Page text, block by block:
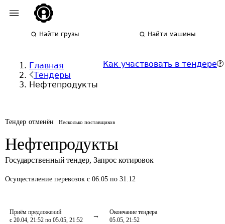
Найти грузы Найти машины
Главная
Тендеры
Нефтепродукты
Как участвовать в тендере
Тендер отменён Несколько поставщиков
Нефтепродукты
Государственный тендер, Запрос котировок
Осуществление перевозок с 06.05 по 31.12
Приём предложений
с 20.04, 21:52 по 05.05, 21:52
Окончание тендера
05.05, 21:52